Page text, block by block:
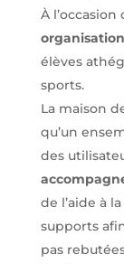
À
élèves
sports.
La maison
qu’un
des
de l’aide à
supports
pas